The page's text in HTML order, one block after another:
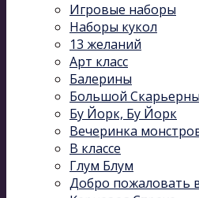
Игровые наборы
Наборы кукол
13 желаний
Арт класс
Балерины
Большой
Бу Йорк, Бу Йорк
Вечеринка
В классе
Глум Блум
Добро пожаловать